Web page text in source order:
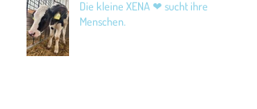
Die kleine XENA ❤ sucht ihre
Menschen.